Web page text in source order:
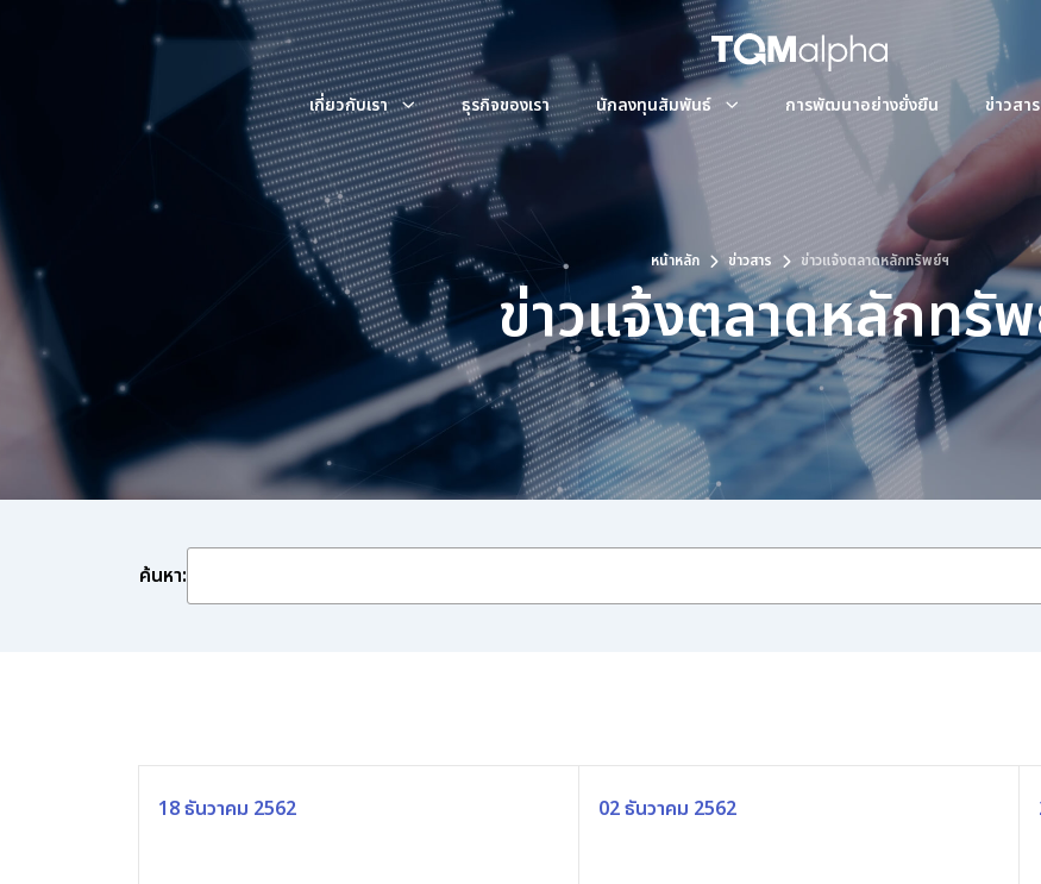
ค้นหาในเว็บไซต์
เกี่ยวกับเรา
เกี่ยวกับเรา
ประกอบธุรกิจโดยการถือหุ้นในบริษัท
ภาพรวมบริษัท
คณะกรรมการบริษัท และทีมผู้บริหาร
คณะกรรมการบริษัท
คณะกรรมการชุดย่อย
แผนผัง
ธุรกิจของเรา นักลงทุนสัมพันธ์
ผลประกอบการ
ข้อมูลสำคัญทางการเงิน
งบการเงิน และคำอธิบายและการวิเคราะห์ของฝ่ายจัดการ
นโยบายและการจ่ายเงินปันผล
ข้อมูลผู้ถือหุ้น
รายชื่อผู้ถือหุ้นรายใหญ่
การประชุมผู้ถือหุ้น
การกำกับดูแลกิจการที่ดี
นโยบายและแนวทางปฏิบัติ
ช่องทางแจ้งเบาะแสการทุจริต
เอกสารรายงาน
หนังสือชี้ชวน
การพัฒนาอย่างยั่งยืน ข่าวสา
ข่าวสาร
ท่านสามารถติดตามข้อมูลข่าวสารของ
ข่าวแจ้งตลาดหลักทรัพย์ฯ
ข่าวและกิจกรรม
จดหมา
สัมภา
หน้าหลัก ข่าวสาร ข่าวแจ้งตลาดหลักทรัพย์ฯ
ข่าวแจ้งตลาดหลักทรั
ค้นหา:
18 ธันวาคม 2562 02 ธันวาคม 2562